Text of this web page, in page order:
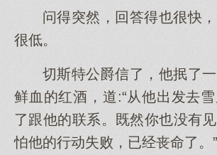
问得突然，回答得也很快
很低。
切斯特公爵信了，他抿了
鲜血的红酒，道:“从他出发去
了跟他的联系。既然你也没有
怕他的行动失败，已经丧命了。”